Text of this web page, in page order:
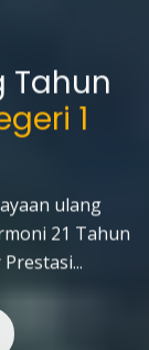
Tahun
1
ulang
21 Tahun